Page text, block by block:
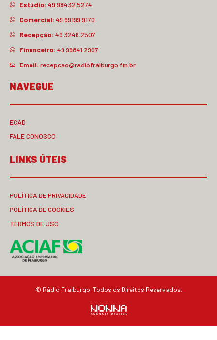
Estúdio: 49 98432.5274
Comercial: 49 99199.9170
Recepção: 49 3246.2507
Financeiro: 49 99841.2907
Email: recepcao@radiofraiburgo.fm.br
NAVEGUE
ECAD
FALE CONOSCO
LINKS ÚTEIS
POLÍTICA DE PRIVACIDADE
POLÍTICA DE COOKIES
TERMOS DE USO
© Rádio Fraiburgo. Todos os Direitos Reservados.